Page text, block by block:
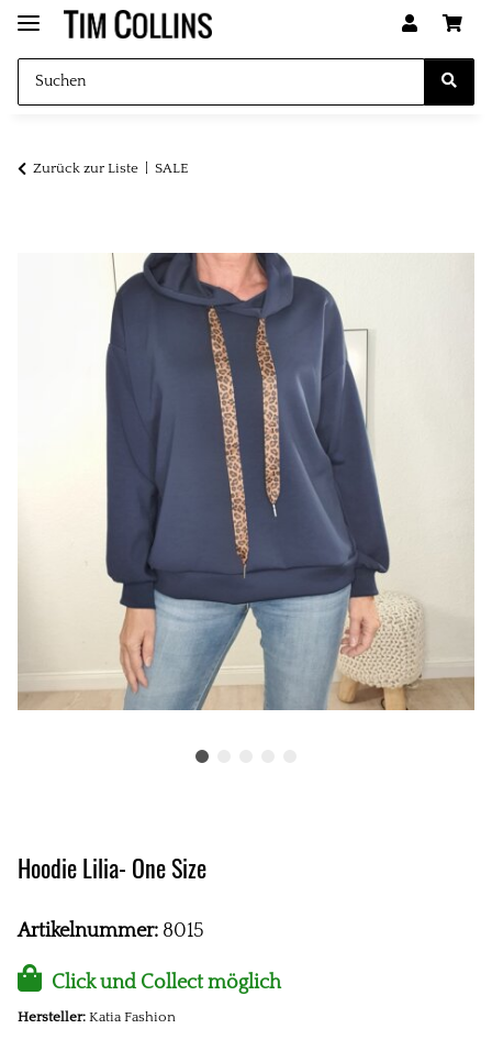
Zurück zur Liste SALE
Hoodie Lilia- One Size
Artikelnummer: 8015
Click und Collect möglich
Hersteller: Katia Fashion